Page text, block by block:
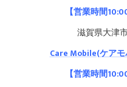
【営業時間
滋賀県大津
Care Mobile(ケア
【営業時間